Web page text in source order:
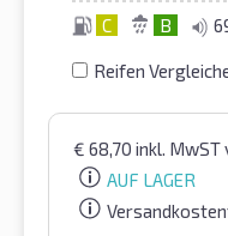
C B
Reifen
€ 68,70 inkl. MwST
AUF LAGER